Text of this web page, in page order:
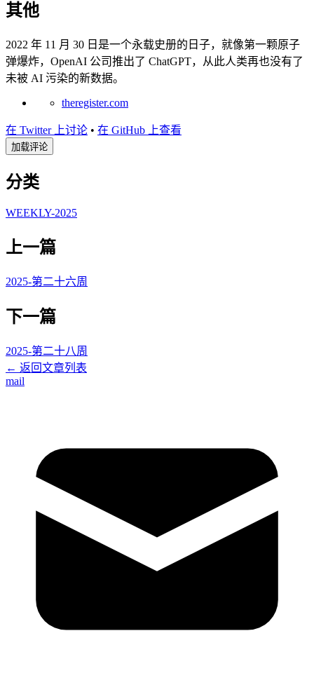
其他
2022 年 11 月 30 日是一个永载史册的日子，就像第一颗原子
弹爆炸，OpenAI 公司推出了 ChatGPT，从此人类再也没有了
未被 AI 污染的新数据。
theregister.com
在 Twitter 上讨论 • 在 GitHub 上查看
加载评论
分类
WEEKLY-2025
上一篇
2025-第二十六周
下一篇
2025-第二十八周
← 返回文章列表
mail